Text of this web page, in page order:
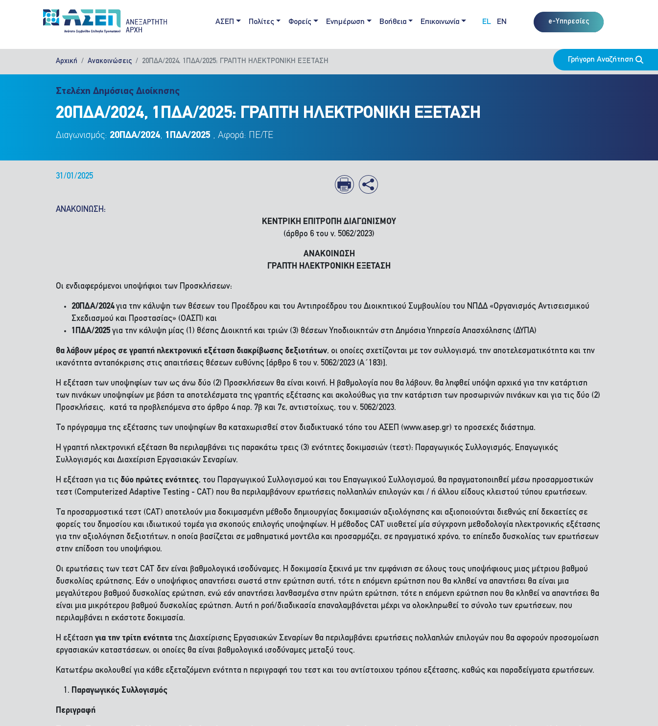
Main navigation
ΑΣΕΠ Πολίτες Φορείς Ενημέρωση Βοήθεια Επικοινωνία EL EN e-Υπηρεσίες
Αρχική Ανακοινώσεις 20ΠΔΑ/2024, 1ΠΔΑ/2025: ΓΡΑΠΤΗ ΗΛΕΚΤΡΟΝΙΚΗ ΕΞΕΤΑΣΗ Γρήγορη Αναζήτηση
Στελέχη Δημόσιας Διοίκησης
20ΠΔΑ/2024, 1ΠΔΑ/2025: ΓΡΑΠΤΗ ΗΛΕΚΤΡΟΝΙΚΗ ΕΞΕΤΑΣΗ
Διαγωνισμός: 20ΠΔΑ/2024, 1ΠΔΑ/2025 , Αφορά: ΠΕ/ΤΕ
31/01/2025
ΑΝΑΚΟΙΝΩΣΗ:
ΚΕΝΤΡΙΚΗ ΕΠΙΤΡΟΠΗ ΔΙΑΓΩΝΙΣΜΟΥ
(άρθρο 6 του ν. 5062/2023)
ΑΝΑΚΟΙΝΩΣΗ
ΓΡΑΠΤΗ ΗΛΕΚΤΡΟΝΙΚΗ ΕΞΕΤΑΣΗ
Οι ενδιαφερόμενοι υποψήφιοι των Προσκλήσεων:
20ΠΔΑ/2024για την κάλυψη των θέσεων του Προέδρου και του Αντιπροέδρου του Διοικητικού Συμβουλίου του ΝΠΔΔ «Οργανισμός Αντισεισμικού
Σχεδιασμού και Προστασίας» (ΟΑΣΠ) και
1ΠΔΑ/2025 για την κάλυψη μίας (1) θέσης Διοικητή και τριών (3) θέσεων Υποδιοικητών στη Δημόσια Υπηρεσία Απασχόλησης (ΔΥΠΑ)
θα λάβουν μέρος σε γραπτή ηλεκτρονική εξέταση διακρίβωσης δεξιοτήτων, οι οποίες σχετίζονται με τον συλλογισμό, την αποτελεσματικότητα και την
ικανότητα ανταπόκρισης στις απαιτήσεις θέσεων ευθύνης [άρθρο 6 του ν. 5062/2023 (Α΄183)].
Η εξέταση των υποψηφίων των ως άνω δύο (2) Προσκλήσεων θα είναι κοινή. Η βαθμολογία που θα λάβουν, θα ληφθεί υπόψη αρχικά για την κατάρτιση
των πινάκων υποψηφίων με βάση τα αποτελέσματα της γραπτής εξέτασης και ακολούθως για την κατάρτιση των προσωρινών πινάκων και για τις δύο (2)
Προσκλήσεις,
κατά τα προβλεπόμενα στο άρθρο 4 παρ. 7β και 7ε, αντιστοίχως, του ν. 5062/2023.
Το πρόγραμμα της εξέτασης των υποψηφίων θα καταχωρισθεί στον διαδικτυακό τόπο του ΑΣΕΠ (www.asep.gr) το προσεχές διάστημα.
Η γραπτή ηλεκτρονική εξέταση θα περιλαμβάνει τις παρακάτω τρεις (3) ενότητες δοκιμασιών (τεστ): Παραγωγικός Συλλογισμός, Επαγωγικός
Συλλογισμός και Διαχείριση Εργασιακών Σεναρίων.
Η εξέταση για τις δύο πρώτες ενότητες, του Παραγωγικού Συλλογισμού και του Επαγωγικού Συλλογισμού, θα πραγματοποιηθεί μέσω προσαρμοστικών
τεστ (Computerized Adaptive Testing - CAT) που θα περιλαμβάνουν ερωτήσεις πολλαπλών επιλογών και / ή άλλου είδους κλειστού τύπου ερωτήσεων.
Τα προσαρμοστικά τεστ (CAT) αποτελούν μια δοκιμασμένη μέθοδο δημιουργίας δοκιμασιών αξιολόγησης και αξιοποιούνται διεθνώς επί δεκαετίες σε
φορείς του δημοσίου και ιδιωτικού τομέα για σκοπούς επιλογής υποψηφίων. Η μέθοδος CAT υιοθετεί μία σύγχρονη μεθοδολογία ηλεκτρονικής εξέτασης
για την αξιολόγηση δεξιοτήτων, η οποία βασίζεται σε μαθηματικά μοντέλα και προσαρμόζει, σε πραγματικό χρόνο, το επίπεδο δυσκολίας των ερωτήσεων
στην επίδοση του υποψήφιου.
Οι ερωτήσεις των τεστ CAT δεν είναι βαθμολογικά ισοδύναμες. Η δοκιμασία ξεκινά με την εμφάνιση σε όλους τους υποψήφιους μιας μέτριου βαθμού
δυσκολίας ερώτησης. Εάν ο υποψήφιος απαντήσει σωστά στην ερώτηση αυτή, τότε η επόμενη ερώτηση που θα κληθεί να απαντήσει θα είναι μια
μεγαλύτερου βαθμού δυσκολίας ερώτηση, ενώ εάν απαντήσει λανθασμένα στην πρώτη ερώτηση, τότε η επόμενη ερώτηση που θα κληθεί να απαντήσει θα
είναι μια μικρότερου βαθμού δυσκολίας ερώτηση. Αυτή η ροή/διαδικασία επαναλαμβάνεται μέχρι να ολοκληρωθεί το σύνολο των ερωτήσεων, που
περιλαμβάνει η εκάστοτε δοκιμασία.
Η εξέταση για την τρίτη ενότητα της Διαχείρισης Εργασιακών Σεναρίων θα περιλαμβάνει ερωτήσεις πολλαπλών επιλογών που θα αφορούν προσομοίωση
εργασιακών καταστάσεων, οι οποίες θα είναι βαθμολογικά ισοδύναμες μεταξύ τους.
Κατωτέρω ακολουθεί για κάθε εξεταζόμενη ενότητα η περιγραφή του τεστ και του αντίστοιχου τρόπου εξέτασης, καθώς και παραδείγματα ερωτήσεων.
Παραγωγικός Συλλογισμός
Περιγραφή